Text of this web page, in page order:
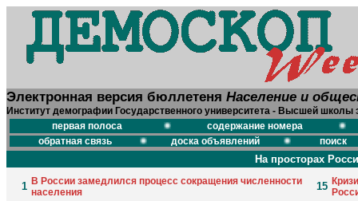
Электронная версия бюллетеня Население и
Институт демографии Государственного университета - Высшей школы
первая полоса
содержание номера
обратная связь
доска объявлений поиск
На просторах
1 В России замедлился процесс сокращения численности
населения
15